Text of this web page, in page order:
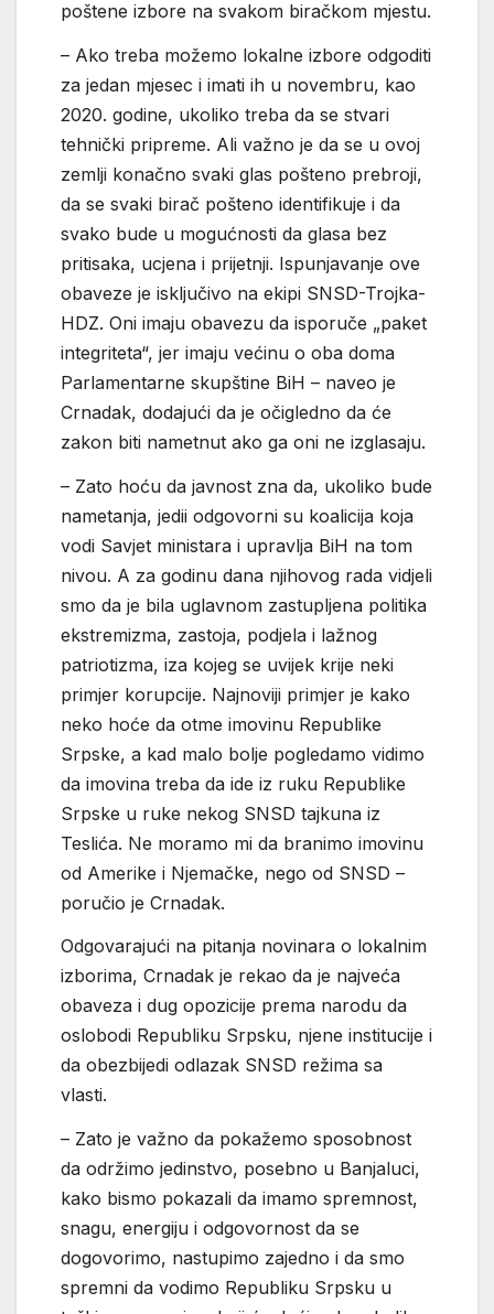
poštene izbore na svakom biračkom mjestu.
– Ako treba možemo lokalne izbore odgoditi
za jedan mjesec i imati ih u novembru, kao
2020. godine, ukoliko treba da se stvari
tehnički pripreme. Ali važno je da se u ovoj
zemlji konačno svaki glas pošteno prebroji,
da se svaki birač pošteno identifikuje i da
svako bude u mogućnosti da glasa bez
pritisaka, ucjena i prijetnji. Ispunjavanje ove
obaveze je isključivo na ekipi SNSD-Trojka-
HDZ. Oni imaju obavezu da isporuče „paket
integriteta“, jer imaju većinu o oba doma
Parlamentarne skupštine BiH – naveo je
Crnadak, dodajući da je očigledno da će
zakon biti nametnut ako ga oni ne izglasaju.
– Zato hoću da javnost zna da, ukoliko bude
nametanja, jedii odgovorni su koalicija koja
vodi Savjet ministara i upravlja BiH na tom
nivou. A za godinu dana njihovog rada vidjeli
smo da je bila uglavnom zastupljena politika
ekstremizma, zastoja, podjela i lažnog
patriotizma, iza kojeg se uvijek krije neki
primjer korupcije. Najnoviji primjer je kako
neko hoće da otme imovinu Republike
Srpske, a kad malo bolje pogledamo vidimo
da imovina treba da ide iz ruku Republike
Srpske u ruke nekog SNSD tajkuna iz
Teslića. Ne moramo mi da branimo imovinu
od Amerike i Njemačke, nego od SNSD –
poručio je Crnadak.
Odgovarajući na pitanja novinara o lokalnim
izborima, Crnadak je rekao da je najveća
obaveza i dug opozicije prema narodu da
oslobodi Republiku Srpsku, njene institucije i
da obezbijedi odlazak SNSD režima sa
vlasti.
– Zato je važno da pokažemo sposobnost
da održimo jedinstvo, posebno u Banjaluci,
kako bismo pokazali da imamo spremnost,
snagu, energiju i odgovornost da se
dogovorimo, nastupimo zajedno i da smo
spremni da vodimo Republiku Srpsku u